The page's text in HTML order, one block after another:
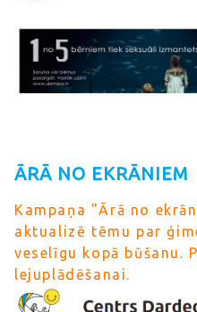
ĀRĀ NO EKRĀNIEM
Kampaņa "Ārā no
aktualizē tēmu par
veselīgu kopā būšanu.
lejuplādēšanai.